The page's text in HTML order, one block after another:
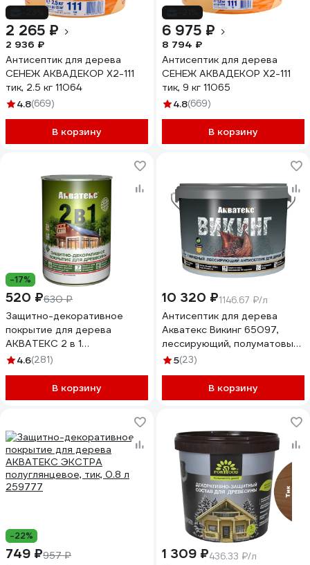
2 265 ₽
2 936 ₽
Антисептик для дерева
СЕНЕЖ АКВАДЕКОР Х2-111
тик, 2.5 кг 11064
4.8(669)
В корзину
6 975 ₽
8 794 ₽
Антисептик для дерева
СЕНЕЖ АКВАДЕКОР Х2-111
тик, 9 кг 11065
4.8(669)
В корзину
-17%
520 ₽630 ₽
Защитно-декоративное
покрытие для дерева
АКВАТЕКС 2 в 1
полуматовое, тик, 0.8 л
4.6(281)
В корзину
10 320 ₽1146.67 ₽/л
Антисептик для дерева
Акватекс Викинг 65097,
лессирующий, полуматовый,
9 л, тик 272537
5(23)
В корзину
-22%
749 ₽957 ₽
1 309 ₽436.33 ₽/л